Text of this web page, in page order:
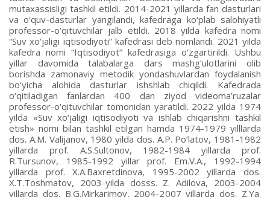
mutaxassisligi tashkil etildi. 2014-2021 yillarda fan dasturlari
va o‘quv-dasturlar yangilandi, kafedraga ko‘plab salohiyatli
professor-o‘qituvchilar jalb etildi. 2018 yilda kafedra nomi
“Suv xo‘jaligi iqtisodiyoti” kafedrasi deb nomlandi. 2021 yilda
kafedra nomi “Iqtisodiyot” kafedrasiga o‘zgartirildi. Ushbu
yillar davomida talabalarga dars mashg‘ulotlarini olib
borishda zamonaviy metodik yondashuvlardan foydalanish
bo‘yicha alohida dasturlar ishshlab chiqildi. Kafedrada
o‘qitiladigan fanlardan 400 dan ziyod videoma’ruzalar
professor-o‘qituvchilar tomonidan yaratildi. 2022 yilda 1974
yilda «Suv xo‘jaligi iqtisodiyoti va ishlab chiqarishni tashkil
etish» nomi bilan tashkil etilgan hamda 1974-1979 yilllarda
dos. A.M. Valijanov, 1980 yilda dos. A.P. Po‘latov, 1981-1982
yillarda prof. A.S.Sultonov, 1982-1984 yillarda prof.
R.Tursunov, 1985-1992 yillar prof. Em.V.A., 1992-1994
yillarda prof. X.A.Baxretdinova, 1995-2002 yillarda dos.
X.T.Toshmatov, 2003-yilda dosss. Z. Adilova, 2003-2004
yillarda dos. B.G.Mirkarimov, 2004-2007 yillarda dos. Z.Ya.